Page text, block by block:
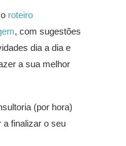
roteiro
, com sugestões
dia a dia e
a sua melhor
(por hora)
a finalizar o seu